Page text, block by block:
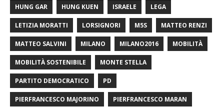
HUNG GAR HUNG KUEN ISRAELE LEGA
LETIZIA MORATTI LORSIGNORI M5S MATTEO RENZI
MATTEO SALVINI MILANO MILANO2016 MOBILITÀ
MOBILITÀ SOSTENIBILE MONTE STELLA
PARTITO DEMOCRATICO PD
PIERFRANCESCO MAJORINO PIERFRANCESCO MARAN